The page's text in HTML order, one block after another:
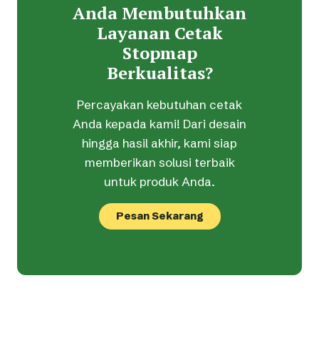
Anda Membutuhkan
Layanan Cetak
Stopmap
Berkualitas?
Percayakan kebutuhan cetak
Anda kepada kami! Dari desain
hingga hasil akhir, kami siap
memberikan solusi terbaik
untuk produk Anda.
Pesan Sekarang